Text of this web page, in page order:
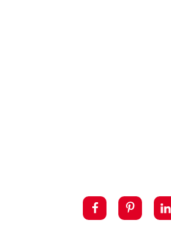
capitale d'avoir un accès sécurisé à votre propriété.
double à portée de main en cas de besoin. Nos cylindres,
à vos besoins. Nos cylindres européens, tels que ceux de
en choisissant le code qui vous convient le mieux. En
pour la sécurisation de vos accès. N'hésitez pas à